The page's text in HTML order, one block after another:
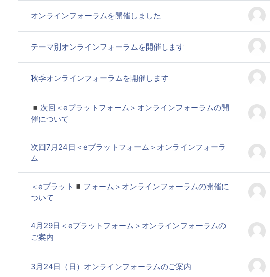
オンラインフォーラムを開催しました
テーマ別オンラインフォーラムを開催します
秋季オンラインフォーラムを開催します
◾️次回＜eプラットフォーム＞オンラインフォーラムの開
催について
次回7月24日＜eプラットフォーム＞オンラインフォーラ
ム
＜eプラット◾️フォーム＞オンラインフォーラムの開催に
ついて
4月29日＜eプラットフォーム＞オンラインフォーラムの
ご案内
3月24日（日）オンラインフォーラムのご案内